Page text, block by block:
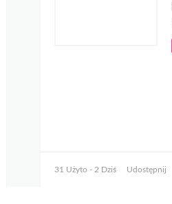
31 Użyto - 2 Dziś Udostępnij